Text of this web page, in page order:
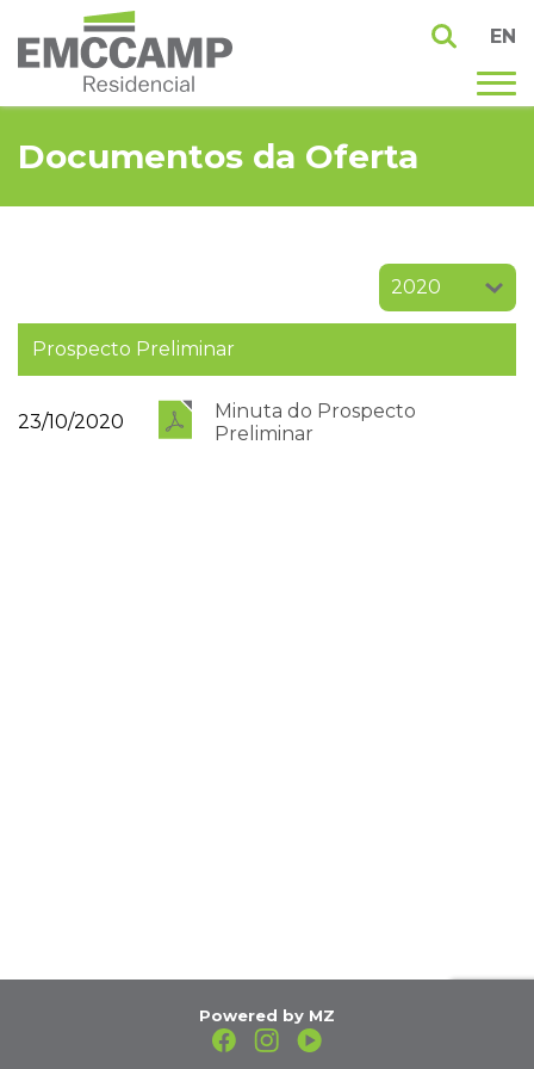
EN
Documentos da Oferta
Prospecto Preliminar
23/10/2020
Minuta do Prospecto
Preliminar
Powered by MZ